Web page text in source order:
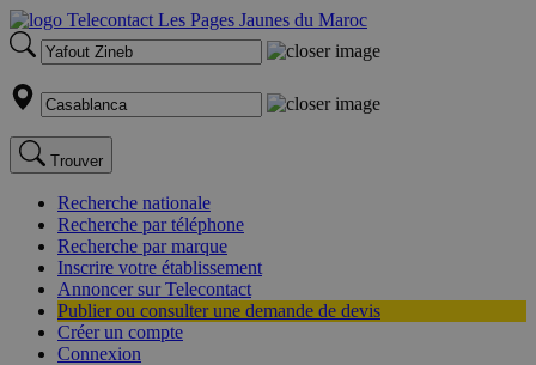
Trouver
Recherche nationale
Recherche par téléphone
Recherche par marque
Inscrire votre établissement
Annoncer sur Telecontact
Publier ou consulter une demande de devis
Créer un compte
Connexion